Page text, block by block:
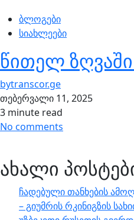
ბლოგები
სიახლეები
წითელ
bytranscor.ge
თებერვალი 11, 2025
3 minute read
No comments
ახალი
ჩადებული თანხების
– გიუმრის რკინიგზის